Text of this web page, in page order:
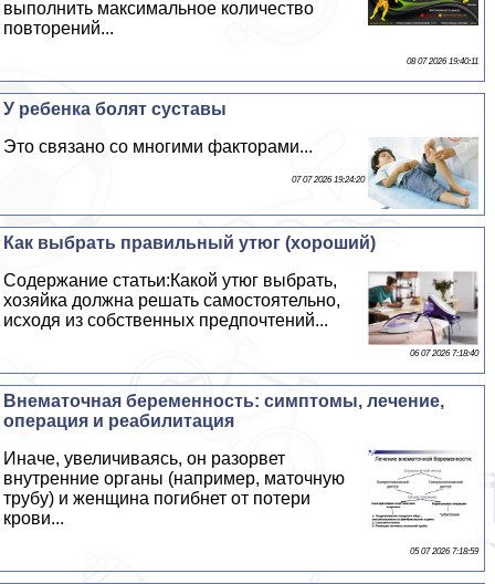
выполнить максимальное количество
повторений...
08 07 2026 19:40:11
У ребенка болят суставы
Это связано со многими факторами...
07 07 2026 19:24:20
Как выбрать правильный утюг (хороший)
Содержание статьи:Какой утюг выбрать,
хозяйка должна решать самостоятельно,
исходя из собственных предпочтений...
06 07 2026 7:18:40
Внематочная беременность: симптомы, лечение,
операция и реабилитация
Иначе, увеличиваясь, он разорвет
внутренние органы (например, маточную
трубу) и женщина погибнет от потери
крови...
05 07 2026 7:18:59